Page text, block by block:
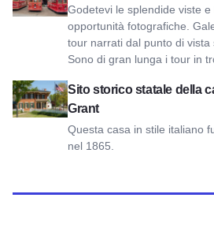
Godetevi le splendide viste
opportunità fotografiche.
tour narrati dal punto di
Sono di gran lunga i tour in
Sito storico statale della
Grant
Questa casa in stile italiano
nel 1865.
Visualizza il sito storico statale